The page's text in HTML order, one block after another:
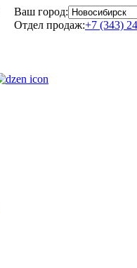
Ваш город:
Отдел продаж:+7 (343)